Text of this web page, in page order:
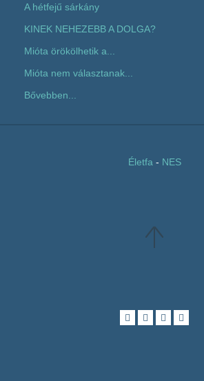
A hétfejű sárkány
KINEK NEHEZEBB A DOLGA?
Mióta örökölhetik a...
Mióta nem választanak...
Bővebben...
Életfa - NES